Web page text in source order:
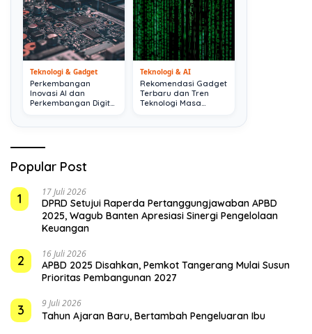
Teknologi & Gadget
Perkembangan
Inovasi AI dan
Perkembangan Digital
Teknologi & AI
Rekomendasi Gadget
Terbaru dan Tren
Teknologi Masa
Popular Post
1
17 Juli 2026
DPRD Setujui Raperda Pertanggungjawaban APBD
2025, Wagub Banten Apresiasi Sinergi Pengelolaan
Keuangan
2 16 Juli 2026
APBD 2025 Disahkan, Pemkot Tangerang Mulai Susun
Prioritas Pembangunan 2027
3 9 Juli 2026
Tahun Ajaran Baru, Bertambah Pengeluaran Ibu